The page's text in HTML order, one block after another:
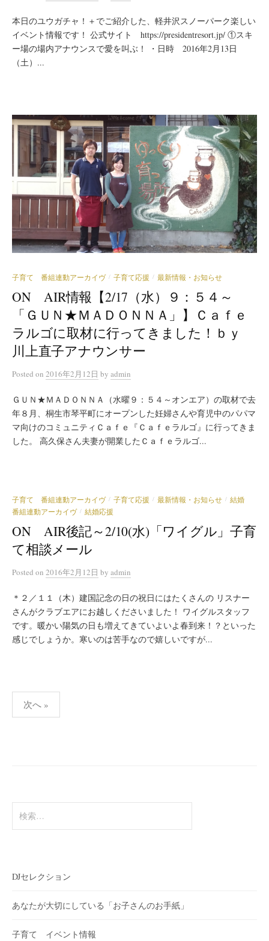
本日のユウガチャ！＋でご紹介した、軽井沢スノーパーク楽しい
イベント情報です！ 公式サイト https://presidentresort.jp/ ①スキ
ー場の場内アナウンスで愛を叫ぶ！ ・日時 2016年2月13日
（土）...
子育て 番組連動アーカイヴ / 子育て応援 / 最新情報・お知らせ
ON AIR情報【2/17（水）９：５４～
「ＧＵＮ★ＭＡＤＯＮＮＡ」】Ｃａｆｅ
ラルゴに取材に行ってきました！ｂｙ
川上直子アナウンサー
Posted on 2016年2月12日 by admin
ＧＵＮ★ＭＡＤＯＮＮＡ（水曜９：５４～オンエア）の取材で去
年８月、桐生市琴平町にオープンした妊婦さんや育児中のパパマ
マ向けのコミュニティＣａｆｅ『Ｃａｆｅラルゴ』に行ってきま
した。 高久保さん夫妻が開業したＣａｆｅラルゴ...
子育て 番組連動アーカイヴ / 子育て応援 / 最新情報・お知らせ / 結婚
番組連動アーカイヴ / 結婚応援
ON AIR後記～2/10(水)「ワイグル」子育
て相談メール
Posted on 2016年2月12日 by admin
＊２／１１（木）建国記念の日の祝日にはたくさんの リスナー
さんがクラブエアにお越しくださいました！ ワイグルスタッフ
です。暖かい陽気の日も増えてきていよいよ春到来！？といった
感じでしょうか。寒いのは苦手なので嬉しいですが...
投
稿
送
り
次へ »
索:
DJセレクション
あなたが大切にしている「お子さんのお手紙」
子育て イベント情報